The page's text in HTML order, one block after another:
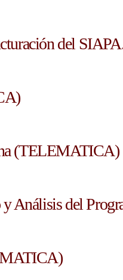
rural
del
siapa.
(TELEMATICA)
Análisis del
del programa de verificación